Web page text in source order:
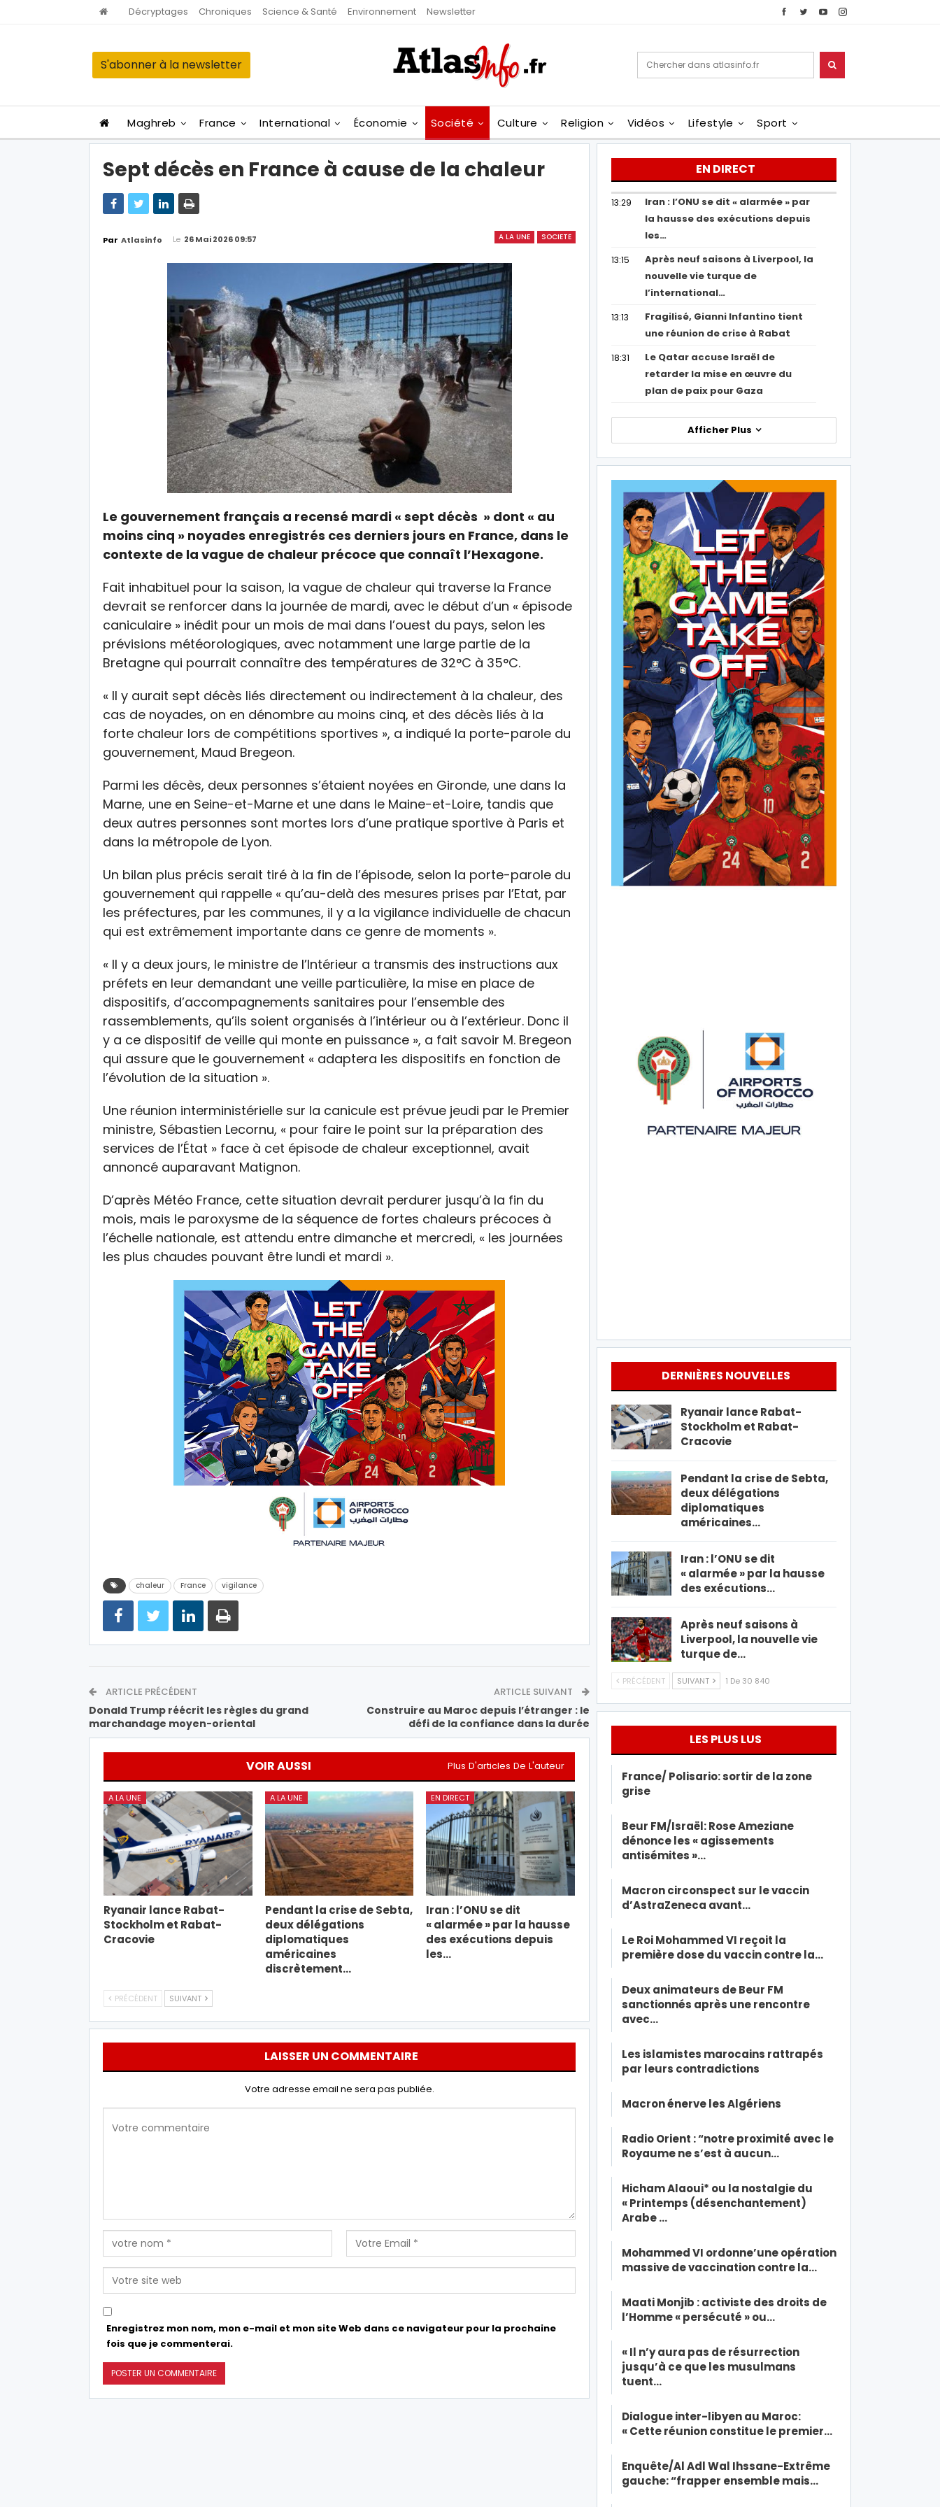
Décryptages Chroniques Science & Santé Environnement Newsletter
S'abonner à la newsletter
Maghreb France International Économie Société Culture Religion Vidéos Lifestyle Sport
Sept décès en France à cause de la chaleur
A LA UNE SOCIETE
Par Atlasinfo Le 26 Mai 2026 09:57
Le gouvernement français a recensé mardi « sept décès » dont « au
moins cinq » noyades enregistrés ces derniers jours en France, dans le
contexte de la vague de chaleur précoce que connaît l’Hexagone.
Fait inhabituel pour la saison, la vague de chaleur qui traverse la France
devrait se renforcer dans la journée de mardi, avec le début d’un « épisode
caniculaire » inédit pour un mois de mai dans l’ouest du pays, selon les
prévisions météorologiques, avec notamment une large partie de la
Bretagne qui pourrait connaître des températures de 32°C à 35°C.
« Il y aurait sept décès liés directement ou indirectement à la chaleur, des
cas de noyades, on en dénombre au moins cinq, et des décès liés à la
forte chaleur lors de compétitions sportives », a indiqué la porte-parole du
gouvernement, Maud Bregeon.
Parmi les décès, deux personnes s’étaient noyées en Gironde, une dans la
Marne, une en Seine-et-Marne et une dans le Maine-et-Loire, tandis que
deux autres personnes sont mortes lors d’une pratique sportive à Paris et
dans la métropole de Lyon.
Un bilan plus précis serait tiré à la fin de l’épisode, selon la porte-parole du
gouvernement qui rappelle « qu’au-delà des mesures prises par l’Etat, par
les préfectures, par les communes, il y a la vigilance individuelle de chacun
qui est extrêmement importante dans ce genre de moments ».
« Il y a deux jours, le ministre de l’Intérieur a transmis des instructions aux
préfets en leur demandant une veille particulière, la mise en place de
dispositifs, d’accompagnements sanitaires pour l’ensemble des
rassemblements, qu’ils soient organisés à l’intérieur ou à l’extérieur. Donc il
y a ce dispositif de veille qui monte en puissance », a fait savoir M. Bregeon
qui assure que le gouvernement « adaptera les dispositifs en fonction de
l’évolution de la situation ».
Une réunion interministérielle sur la canicule est prévue jeudi par le Premier
ministre, Sébastien Lecornu, « pour faire le point sur la préparation des
services de l’État » face à cet épisode de chaleur exceptionnel, avait
annoncé auparavant Matignon.
D’après Météo France, cette situation devrait perdurer jusqu’à la fin du
mois, mais le paroxysme de la séquence de fortes chaleurs précoces à
l’échelle nationale, est attendu entre dimanche et mercredi, « les journées
les plus chaudes pouvant être lundi et mardi ».
chaleur France vigilance
ARTICLE PRÉCÉDENT
Donald Trump réécrit les règles du grand
marchandage moyen-oriental
ARTICLE SUIVANT
Construire au Maroc depuis l’étranger : le
défi de la confiance dans la durée
VOIR AUSSI Plus D'articles De L'auteur
A LA UNE
Ryanair lance Rabat-
Stockholm et Rabat-
Cracovie
A LA UNE
Pendant la crise de Sebta,
deux délégations
diplomatiques
américaines
discrètement…
EN DIRECT
Iran : l’ONU se dit
« alarmée » par la hausse
des exécutions depuis
les…
PRÉCÉDENT SUIVANT
LAISSER UN COMMENTAIRE
Votre adresse email ne sera pas publiée.
Enregistrez mon nom, mon e-mail et mon site Web dans ce navigateur pour la prochaine
fois que je commenterai.
EN DIRECT
13:29
Iran : l’ONU se dit « alarmée » par
la hausse des exécutions depuis
les…
13:15
Après neuf saisons à Liverpool, la
nouvelle vie turque de
l’international…
13:13
Fragilisé, Gianni Infantino tient
une réunion de crise à Rabat
18:31
Le Qatar accuse Israël de
retarder la mise en œuvre du
plan de paix pour Gaza
Afficher Plus
DERNIÈRES NOUVELLES
Ryanair lance Rabat-
Stockholm et Rabat-
Cracovie
Pendant la crise de Sebta,
deux délégations
diplomatiques
américaines…
Iran : l’ONU se dit
« alarmée » par la hausse
des exécutions…
Après neuf saisons à
Liverpool, la nouvelle vie
turque de…
PRÉCÉDENT SUIVANT 1 De 30 840
LES PLUS LUS
France/ Polisario: sortir de la zone
grise
Beur FM/Israël: Rose Ameziane
dénonce les « agissements
antisémites »…
Macron circonspect sur le vaccin
d’AstraZeneca avant…
Le Roi Mohammed VI reçoit la
première dose du vaccin contre la…
Deux animateurs de Beur FM
sanctionnés après une rencontre
avec…
Les islamistes marocains rattrapés
par leurs contradictions
Macron énerve les Algériens
Radio Orient : “notre proximité avec le
Royaume ne s’est à aucun…
Hicham Alaoui* ou la nostalgie du
« Printemps (désenchantement)
Arabe …
Mohammed VI ordonne’une opération
massive de vaccination contre la…
Maati Monjib : activiste des droits de
l’Homme « persécuté » ou…
« Il n’y aura pas de résurrection
jusqu’à ce que les musulmans
tuent…
Dialogue inter-libyen au Maroc:
« Cette réunion constitue le premier…
Enquête/Al Adl Wal Ihssane-Extrême
gauche: “frapper ensemble mais…